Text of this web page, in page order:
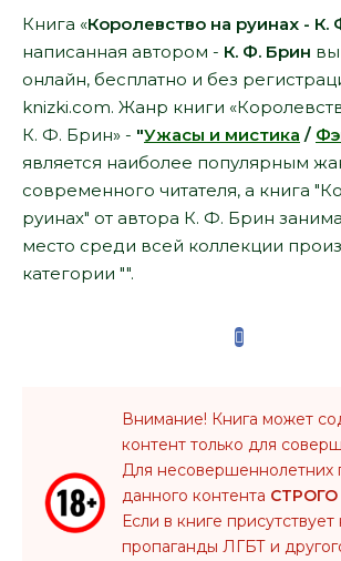
Книга «Королевство на руинах - К.
написанная автором - К. Ф. Брин
онлайн, бесплатно и без
knizki.com. Жанр книги
К. Ф. Брин» - "Ужасы и мистика /
является наиболее популярным
современного читателя, а книга
руинах" от автора К. Ф. Брин
место среди всей коллекции
категории "".
Внимание! Книга может
контент только для
Для несовершеннолетних
данного контента
Если в книге присутствует
пропаганды ЛГБТ и